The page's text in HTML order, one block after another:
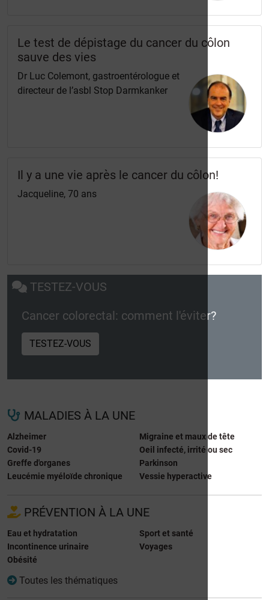
Le test de dépistage du cancer du côlon
sauve des vies
Dr Luc Colemont, gastroentérologue et
directeur de l’asbl Stop Darmkanker
Il y a une vie après le cancer du côlon!
Jacqueline, 70 ans
TESTEZ-VOUS
Cancer colorectal: comment l'éviter?
TESTEZ-VOUS
MALADIES À LA UNE
Alzheimer
Covid-19
Greffe d'organes
Leucémie myéloïde chronique
Migraine et maux de tête
Oeil infecté, irrité ou sec
Parkinson
Vessie hyperactive
PRÉVENTION À LA UNE
Eau et hydratation
Incontinence urinaire
Obésité
Sport et santé
Voyages
Toutes les thématiques